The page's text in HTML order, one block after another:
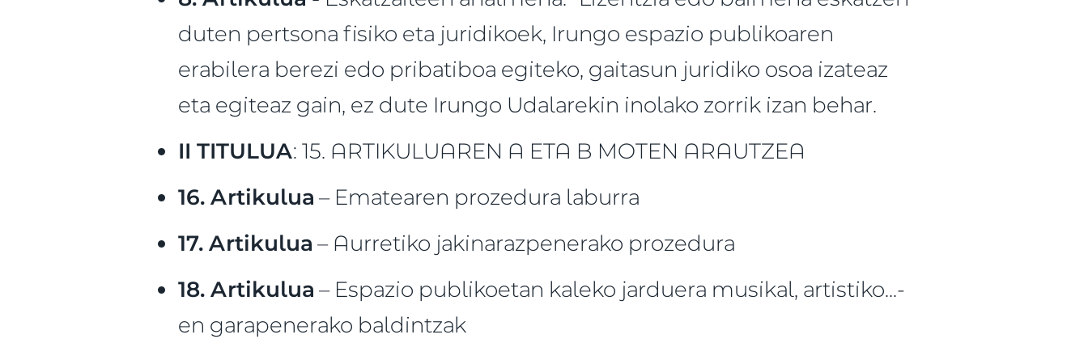
duten pertsona fisiko eta juridikoek, Irungo espazio publikoaren
erabilera berezi edo pribatiboa egiteko, gaitasun juridiko osoa izateaz
eta egiteaz gain, ez dute Irungo Udalarekin inolako zorrik izan behar.
II TITULUA: 15. ARTIKULUAREN A ETA B MOTEN ARAUTZEA
16. Artikulua – Ematearen prozedura laburra
17. Artikulua – Aurretiko jakinarazpenerako prozedura
18. Artikulua – Espazio publikoetan kaleko jarduera musikal, artistiko...-
en garapenerako baldintzak